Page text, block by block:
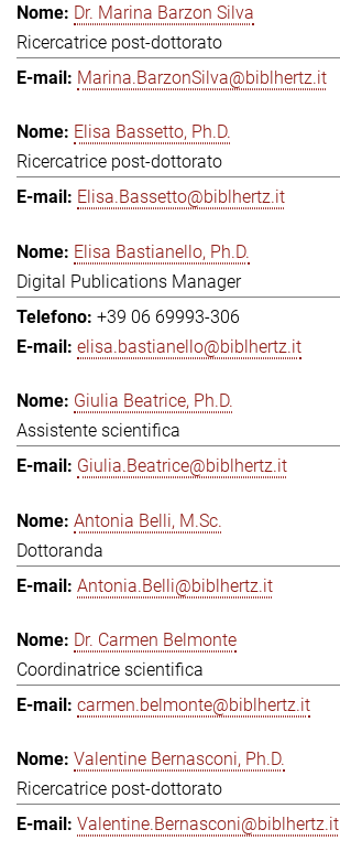
Dr. Marina Barzon Silva
Ricercatrice post-dottorato
Marina.BarzonSilva@biblhertz.it
Elisa Bassetto, Ph.D.
Ricercatrice post-dottorato
Elisa.Bassetto@biblhertz.it
Elisa Bastianello, Ph.D.
Digital Publications Manager
+39 06 69993-306
elisa.bastianello@biblhertz.it
Giulia Beatrice, Ph.D.
Assistente scientifica
Giulia.Beatrice@biblhertz.it
Antonia Belli, M.Sc.
Dottoranda
Antonia.Belli@biblhertz.it
Dr. Carmen Belmonte
Coordinatrice scientifica
carmen.belmonte@biblhertz.it
Valentine Bernasconi, Ph.D.
Ricercatrice post-dottorato
Valentine.Bernasconi@biblhertz.it